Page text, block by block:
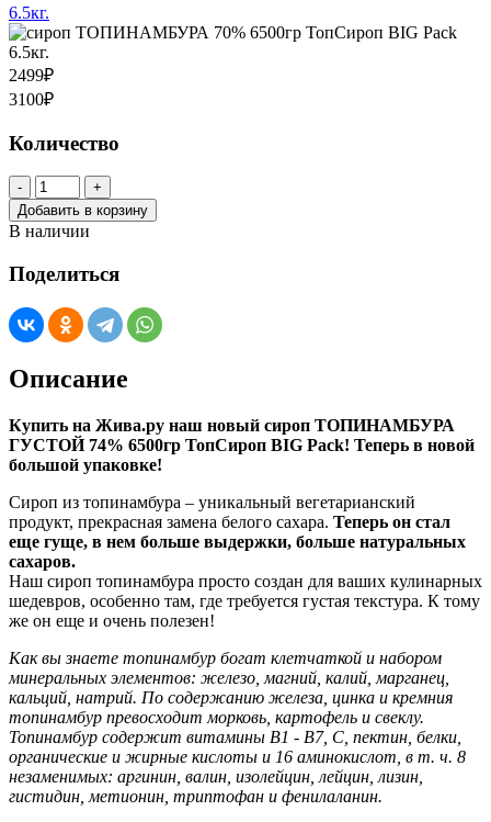
6.5кг.
6.5кг.
2499₽
3100₽
Количество
-
+
Добавить в корзину
В наличии
Поделиться
Описание
Купить на Жива.ру наш новый сироп ТОПИНАМБУРА
ГУСТОЙ 74% 6500гр ТопСироп BIG Pack! Теперь в новой
большой упаковке!
Сироп из топинамбура – уникальный вегетарианский
продукт, прекрасная замена белого сахара. Теперь он стал
еще гуще, в нем больше выдержки, больше натуральных
сахаров.
Наш сироп топинамбура просто создан для ваших кулинарных
шедевров, особенно там, где требуется густая текстура. К тому
же он еще и очень полезен!
Как вы знаете топинамбур богат клетчаткой и набором
минеральных элементов: железо, магний, калий, марганец,
кальций, натрий. По содержанию железа, цинка и кремния
топинамбур превосходит морковь, картофель и свеклу.
Топинамбур содержит витамины В1 - В7, С, пектин, белки,
органические и жирные кислоты и 16 аминокислот, в т. ч. 8
незаменимых: аргинин, валин, изолейцин, лейцин, лизин,
гистидин, метионин, триптофан и фенилаланин.